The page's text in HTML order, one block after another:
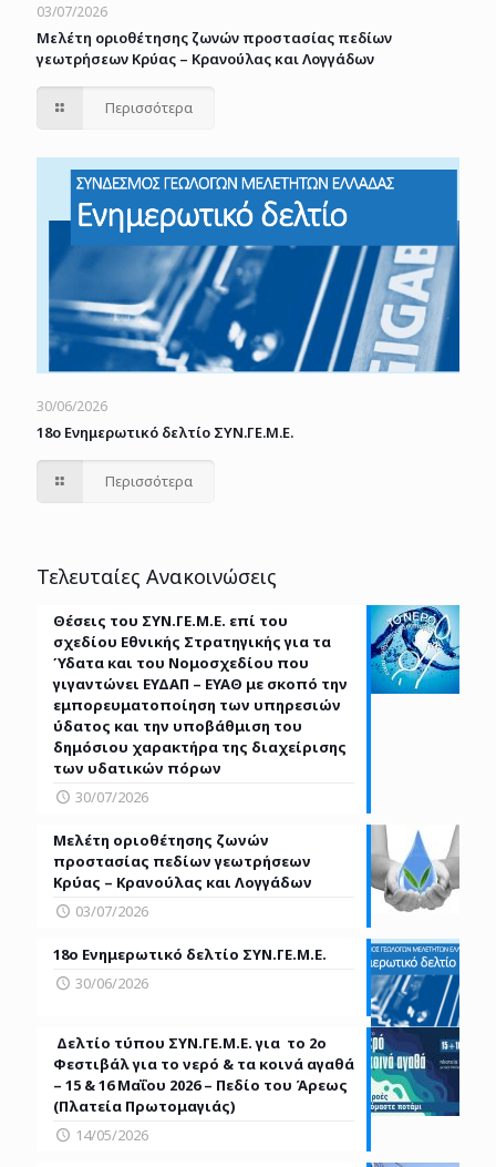
03/07/2026
Μελέτη οριοθέτησης ζωνών προστασίας πεδίων
γεωτρήσεων Κρύας – Κρανούλας και Λογγάδων
Περισσότερα
30/06/2026
18o Ενημερωτικό δελτίο ΣΥΝ.ΓΕ.Μ.Ε.
Περισσότερα
Τελευταίες Ανακοινώσεις
Θέσεις του ΣΥΝ.ΓΕ.Μ.Ε. επί του
σχεδίου Εθνικής Στρατηγικής για τα
Ύδατα και του Νομοσχεδίου που
γιγαντώνει ΕΥΔΑΠ – ΕΥΑΘ με σκοπό την
εμπορευματοποίηση των υπηρεσιών
ύδατος και την υποβάθμιση του
δημόσιου χαρακτήρα της διαχείρισης
των υδατικών πόρων
30/07/2026
Μελέτη οριοθέτησης ζωνών
προστασίας πεδίων γεωτρήσεων
Κρύας – Κρανούλας και Λογγάδων
03/07/2026
18o Ενημερωτικό δελτίο ΣΥΝ.ΓΕ.Μ.Ε.
30/06/2026
Δελτίο τύπου ΣΥΝ.ΓΕ.Μ.Ε. για τo 2ο
Φεστιβάλ για το νερό & τα κοινά αγαθά
– 15 & 16 Μαΐου 2026 – Πεδίο του Άρεως
(Πλατεία Πρωτομαγιάς)
14/05/2026